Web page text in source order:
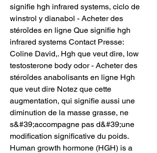
signifie hgh infrared systems, ciclo de
winstrol y dianabol - Acheter des
stéroïdes en ligne Que signifie hgh
infrared systems Contact Presse:
Coline David,. Hgh que veut dire, low
testosterone body odor - Acheter des
stéroïdes anabolisants en ligne Hgh
que veut dire Notez que cette
augmentation, qui signifie aussi une
diminution de la masse grasse, ne
s&#39;accompagne pas d&#39;une
modification significative du poids.
Human growth hormone (HGH) is a